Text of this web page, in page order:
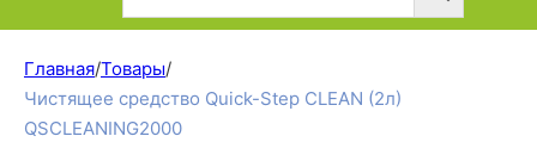
Главная/Товары/
Чистящее средство Quick-Step CLEAN (2л)
QSCLEANING2000